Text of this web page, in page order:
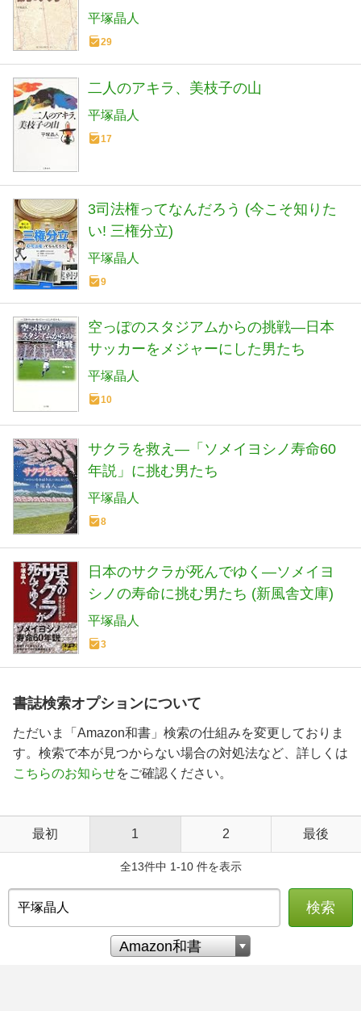
平塚晶人
29
二人のアキラ、美枝子の山
平塚晶人
17
3司法権ってなんだろう (今こそ知りた
い! 三権分立)
平塚晶人
9
空っぽのスタジアムからの挑戦―日本
サッカーをメジャーにした男たち
平塚晶人
10
サクラを救え―「ソメイヨシノ寿命60
年説」に挑む男たち
平塚晶人
8
日本のサクラが死んでゆく―ソメイヨ
シノの寿命に挑む男たち (新風舎文庫)
平塚晶人
3
書誌検索オプションについて
ただいま「Amazon和書」検索の仕組みを変更しておりま
す。検索で本が見つからない場合の対処法など、詳しくは
こちらのお知らせをご確認ください。
最初 1 2 最後
全13件中 1-10 件を表示
検索